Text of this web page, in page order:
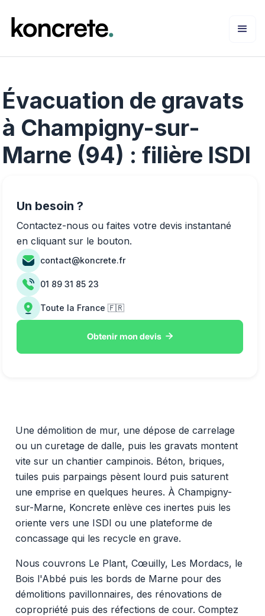
Évacuation de gravats
à Champigny-sur-
Marne (94) : filière ISDI
Une démolition de mur, une dépose de carrelage
ou un curetage de dalle, puis les gravats montent
vite sur un chantier campinois. Béton, briques,
tuiles puis parpaings pèsent lourd puis saturent
une emprise en quelques heures. À Champigny-
sur-Marne, Koncrete enlève ces inertes puis les
oriente vers une ISDI ou une plateforme de
concassage qui les recycle en grave.
Nous couvrons Le Plant, Cœuilly, Les Mordacs, le
Bois l'Abbé puis les bords de Marne pour des
démolitions pavillonnaires, des rénovations de
copropriété puis des réfections de cour. Comptez
Un besoin ?
Contactez-nous ou faites votre devis instantané
en cliquant sur le bouton.
contact@koncrete.fr
01 89 31 85 23
Toute la France 🇫🇷
Obtenir mon devis 